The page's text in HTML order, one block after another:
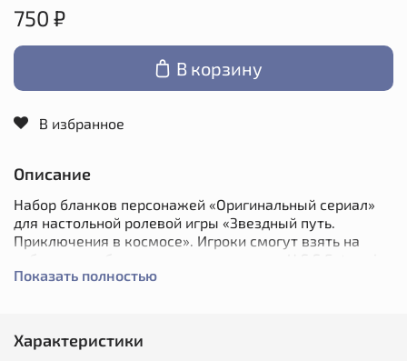
750 ₽
В корзину
В избранное
Описание
Набор бланков персонажей «Оригинальный сериал»
для настольной ролевой игры «Звездный путь.
Приключения в космосе». Игроки смогут взять на
NCC-1701.
Капитан Джеймс Т. Кирк
Показать полностью
Характеристики